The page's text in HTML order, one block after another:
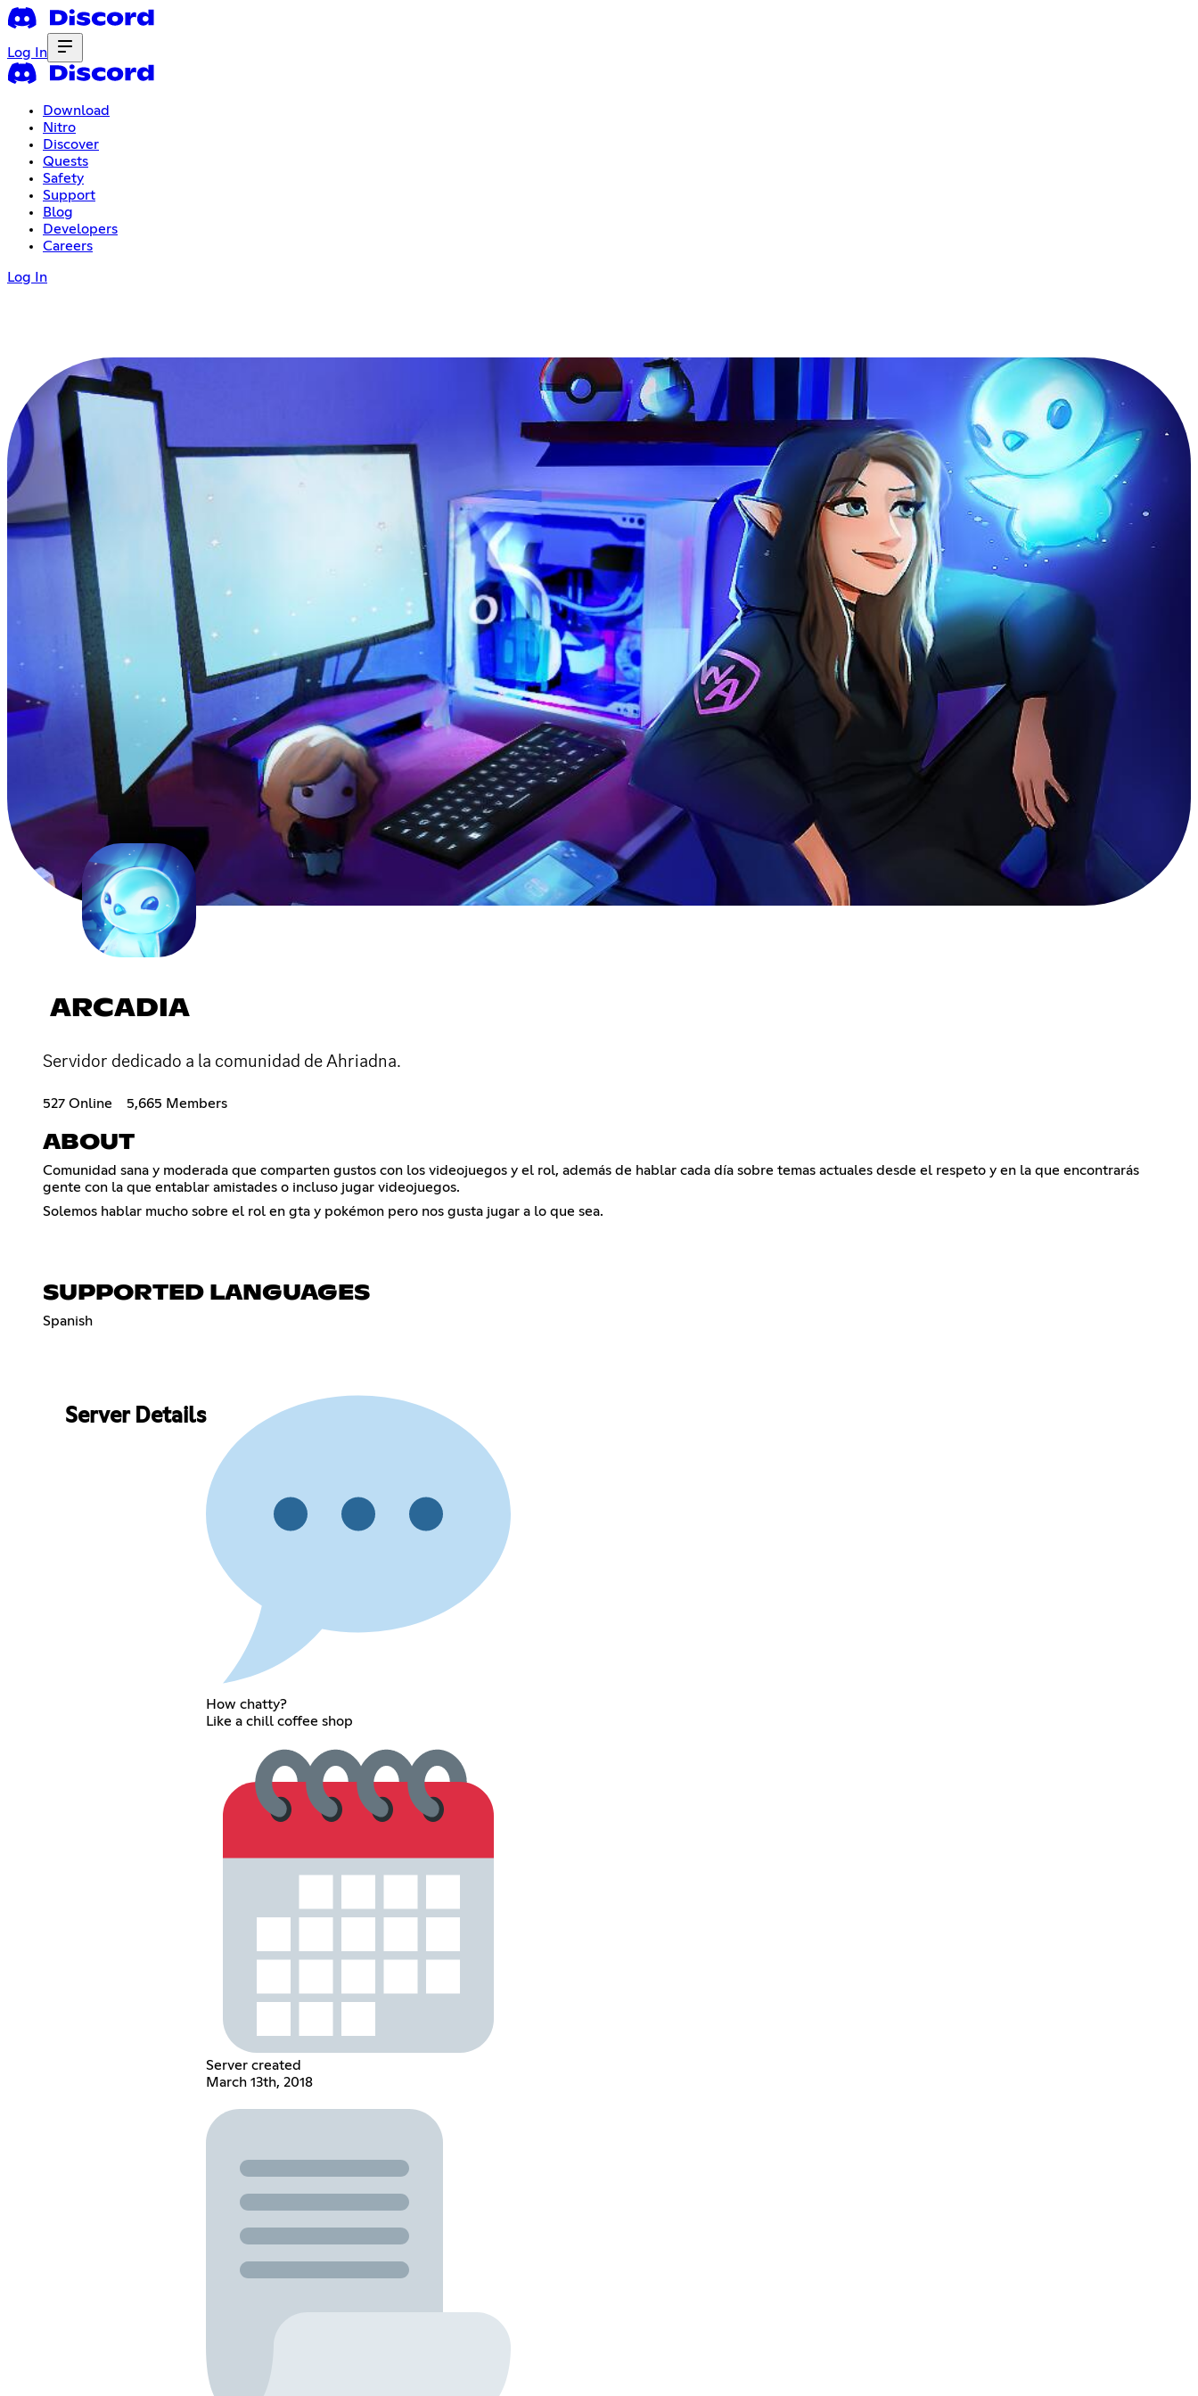
Log In
Download
Nitro
Discover
Quests
Safety
Support
Blog
Developers
Careers
Log In
ARCADIA
Servidor dedicado a la comunidad de Ahriadna.
527 Online 5,665 Members
ABOUT
Comunidad sana y moderada que comparten gustos con los videojuegos y el rol, además de hablar cada día sobre temas actuales desde el respeto y en la que encontrarás
gente con la que entablar amistades o incluso jugar videojuegos.
Solemos hablar mucho sobre el rol en gta y pokémon pero nos gusta jugar a lo que sea.
SUPPORTED LANGUAGES
Spanish
Server Details
How chatty?
Like a chill coffee shop
Server created
March 13th, 2018